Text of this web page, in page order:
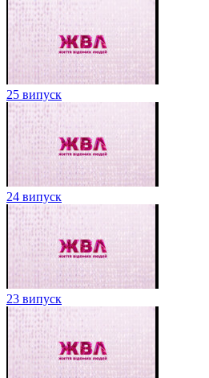
25 випуск
24 випуск
23 випуск